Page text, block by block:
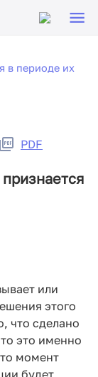
в периоде их
PDF
или
этого
что сделано
это именно
момент
будет